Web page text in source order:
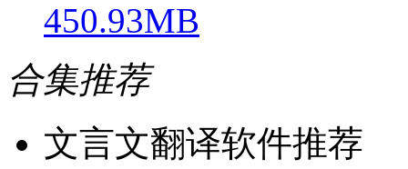
450.93MB
合集推荐
文言文翻译软件推荐